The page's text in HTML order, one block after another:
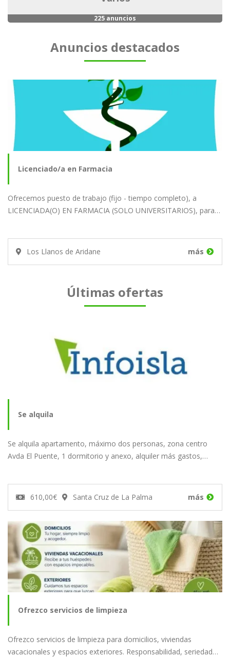
225 anuncios
Anuncios destacados
Licenciado/a en Farmacia
Ofrecemos puesto de trabajo (fijo - tiempo completo), a
LICENCIADA(O) EN FARMACIA (SOLO UNIVERSITARIOS), para…
Los Llanos de Aridane más
Últimas ofertas
Se alquila
Se alquila apartamento, máximo dos personas, zona centro
Avda El Puente, 1 dormitorio y anexo, alquiler más gastos,…
610,00€ Santa Cruz de La Palma más
Ofrezco servicios de limpieza
Ofrezco servicios de limpieza para domicilios, viviendas
vacacionales y espacios exteriores. Responsabilidad, seriedad…